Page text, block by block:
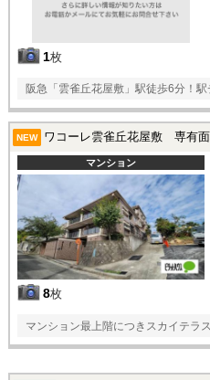
1枚
阪急「雲雀丘花屋敷」駅徒歩6分！
NEW ワコーレ雲雀丘花屋敷 専有面積80㎡超！最上階ス
マンション
8枚
マンション最上階につきスカイテラ